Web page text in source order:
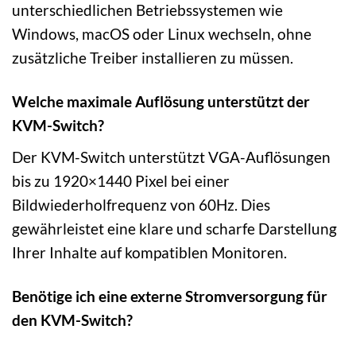
unterschiedlichen Betriebssystemen wie
Windows, macOS oder Linux wechseln, ohne
zusätzliche Treiber installieren zu müssen.
Welche maximale Auflösung unterstützt der
KVM-Switch?
Der KVM-Switch unterstützt VGA-Auflösungen
bis zu 1920×1440 Pixel bei einer
Bildwiederholfrequenz von 60Hz. Dies
gewährleistet eine klare und scharfe Darstellung
Ihrer Inhalte auf kompatiblen Monitoren.
Benötige ich eine externe Stromversorgung für
den KVM-Switch?